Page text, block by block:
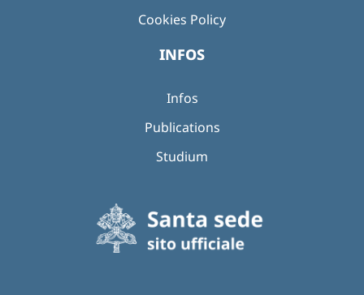
Cookies Policy
INFOS
Infos
Publications
Studium